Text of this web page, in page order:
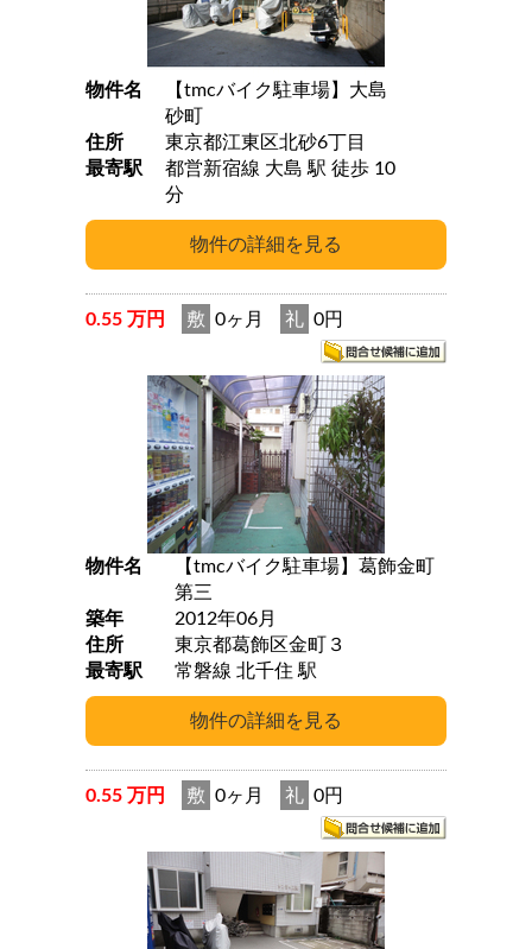
物件名
【tmcバイク駐車場】大島
砂町
住所
東京都江東区北砂6丁目
最寄駅
都営新宿線 大島 駅 徒歩 10
分
0.55 万円 敷 0ヶ月 礼 0円
物件名
【tmcバイク駐車場】葛飾金町
第三
築年
2012年06月
住所
東京都葛飾区金町３
最寄駅
常磐線 北千住 駅
0.55 万円 敷 0ヶ月 礼 0円